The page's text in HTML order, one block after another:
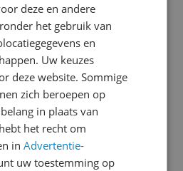
en wil je graag je mening
met het schrijven van je
details duurt het schrijven
tussen de 3 en 10 minuten.
andere bezoekers een betere
je iedere maand kans op
deze en andere
het gebruik van
en
Uw keuzes
deze website. Sommige
zich beroepen op
in plaats van
het recht om
inAdvertentie-
uw toestemming op